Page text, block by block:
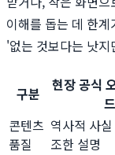
이해를 돕는 데 한
'없는 것보다는 낫
구분
현장 공식
드
콘텐츠
품질
역사적 사
조한 설명